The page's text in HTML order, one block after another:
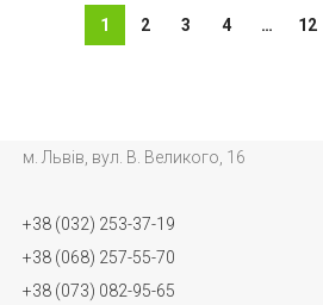
1 2 3 4 … 12
м. Львів, вул. В. Великого, 16
+38 (032) 253-37-19
+38 (068) 257-55-70
+38 (073) 082-95-65